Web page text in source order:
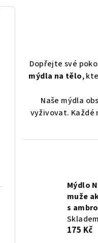
Dopřejte své
mýdla na tělo,
Naše mýdla
vyživovat. Každé
Mýdlo
muže
s
Skladem
175 Kč